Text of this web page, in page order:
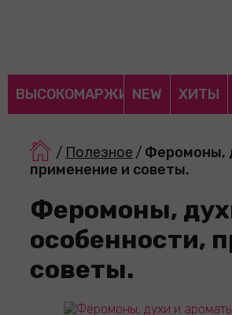
ВЫСОКОМАРЖИНАЛЬНЫЕ
NEW ХИТЫ
/ Полезное / Феромоны,
применение и советы.
Феромоны,
особенности,
советы.